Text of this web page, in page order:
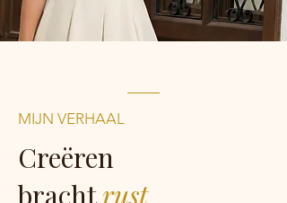
MIJN VERHAAL
Creëren
brachtrust